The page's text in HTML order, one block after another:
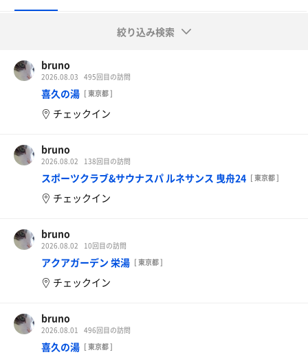
絞り込み検索
bruno
2026.08.03 495回目の訪問
喜久の湯 [ 東京都 ]
チェックイン
bruno
2026.08.02 138回目の訪問
スポーツクラブ&サウナスパ ルネサンス 曳舟24 [ 東京都 ]
チェックイン
bruno
2026.08.02 10回目の訪問
アクアガーデン 栄湯 [ 東京都 ]
チェックイン
bruno
2026.08.01 496回目の訪問
喜久の湯 [ 東京都 ]